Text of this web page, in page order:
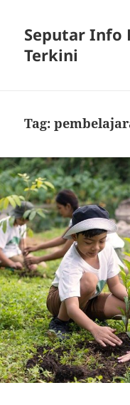
Seputar Info
Terkini
Tag: